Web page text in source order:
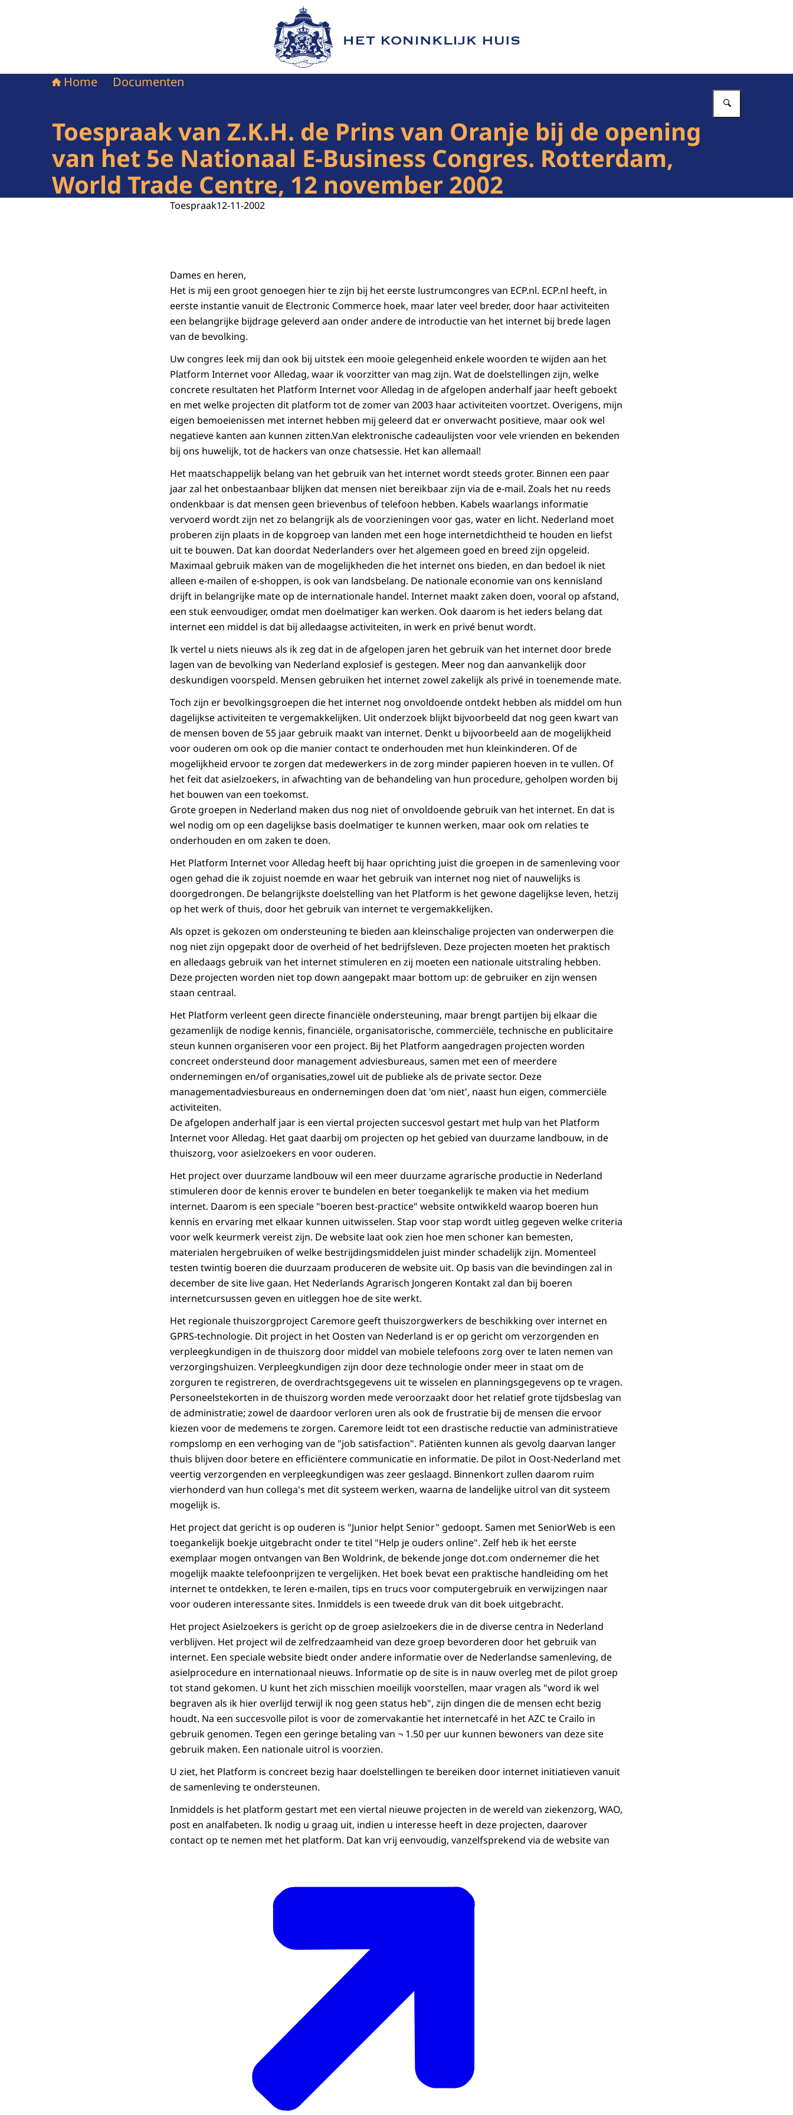
Naar de homepage van Het Koninklijk Huis
Home Documenten
Toespraak van Z.K.H. de Prins van Oranje bij de opening
van het 5e Nationaal E-Business Congres. Rotterdam,
World Trade Centre, 12 november 2002
Toespraak12-11-2002
Dames en heren,
Het is mij een groot genoegen hier te zijn bij het eerste lustrumcongres van ECP.nl. ECP.nl heeft, in
eerste instantie vanuit de Electronic Commerce hoek, maar later veel breder, door haar activiteiten
een belangrijke bijdrage geleverd aan onder andere de introductie van het internet bij brede lagen
van de bevolking.
Uw congres leek mij dan ook bij uitstek een mooie gelegenheid enkele woorden te wijden aan het
Platform Internet voor Alledag, waar ik voorzitter van mag zijn. Wat de doelstellingen zijn, welke
concrete resultaten het Platform Internet voor Alledag in de afgelopen anderhalf jaar heeft geboekt
en met welke projecten dit platform tot de zomer van 2003 haar activiteiten voortzet. Overigens, mijn
eigen bemoeienissen met internet hebben mij geleerd dat er onverwacht positieve, maar ook wel
negatieve kanten aan kunnen zitten.Van elektronische cadeaulijsten voor vele vrienden en bekenden
bij ons huwelijk, tot de hackers van onze chatsessie. Het kan allemaal!
Het maatschappelijk belang van het gebruik van het internet wordt steeds groter. Binnen een paar
jaar zal het onbestaanbaar blijken dat mensen niet bereikbaar zijn via de e-mail. Zoals het nu reeds
ondenkbaar is dat mensen geen brievenbus of telefoon hebben. Kabels waarlangs informatie
vervoerd wordt zijn net zo belangrijk als de voorzieningen voor gas, water en licht. Nederland moet
proberen zijn plaats in de kopgroep van landen met een hoge internetdichtheid te houden en liefst
uit te bouwen. Dat kan doordat Nederlanders over het algemeen goed en breed zijn opgeleid.
Maximaal gebruik maken van de mogelijkheden die het internet ons bieden, en dan bedoel ik niet
alleen e-mailen of e-shoppen, is ook van landsbelang. De nationale economie van ons kennisland
drijft in belangrijke mate op de internationale handel. Internet maakt zaken doen, vooral op afstand,
een stuk eenvoudiger, omdat men doelmatiger kan werken. Ook daarom is het ieders belang dat
internet een middel is dat bij alledaagse activiteiten, in werk en privé benut wordt.
Ik vertel u niets nieuws als ik zeg dat in de afgelopen jaren het gebruik van het internet door brede
lagen van de bevolking van Nederland explosief is gestegen. Meer nog dan aanvankelijk door
deskundigen voorspeld. Mensen gebruiken het internet zowel zakelijk als privé in toenemende mate.
Toch zijn er bevolkingsgroepen die het internet nog onvoldoende ontdekt hebben als middel om hun
dagelijkse activiteiten te vergemakkelijken. Uit onderzoek blijkt bijvoorbeeld dat nog geen kwart van
de mensen boven de 55 jaar gebruik maakt van internet. Denkt u bijvoorbeeld aan de mogelijkheid
voor ouderen om ook op die manier contact te onderhouden met hun kleinkinderen. Of de
mogelijkheid ervoor te zorgen dat medewerkers in de zorg minder papieren hoeven in te vullen. Of
het feit dat asielzoekers, in afwachting van de behandeling van hun procedure, geholpen worden bij
het bouwen van een toekomst.
Grote groepen in Nederland maken dus nog niet of onvoldoende gebruik van het internet. En dat is
wel nodig om op een dagelijkse basis doelmatiger te kunnen werken, maar ook om relaties te
onderhouden en om zaken te doen.
Het Platform Internet voor Alledag heeft bij haar oprichting juist die groepen in de samenleving voor
ogen gehad die ik zojuist noemde en waar het gebruik van internet nog niet of nauwelijks is
doorgedrongen. De belangrijkste doelstelling van het Platform is het gewone dagelijkse leven, hetzij
op het werk of thuis, door het gebruik van internet te vergemakkelijken.
Als opzet is gekozen om ondersteuning te bieden aan kleinschalige projecten van onderwerpen die
nog niet zijn opgepakt door de overheid of het bedrijfsleven. Deze projecten moeten het praktisch
en alledaags gebruik van het internet stimuleren en zij moeten een nationale uitstraling hebben.
Deze projecten worden niet top down aangepakt maar bottom up: de gebruiker en zijn wensen
staan centraal.
Het Platform verleent geen directe financiële ondersteuning, maar brengt partijen bij elkaar die
gezamenlijk de nodige kennis, financiële, organisatorische, commerciële, technische en publicitaire
steun kunnen organiseren voor een project. Bij het Platform aangedragen projecten worden
concreet ondersteund door management adviesbureaus, samen met een of meerdere
ondernemingen en/of organisaties,zowel uit de publieke als de private sector. Deze
managementadviesbureaus en ondernemingen doen dat 'om niet', naast hun eigen, commerciële
activiteiten.
De afgelopen anderhalf jaar is een viertal projecten succesvol gestart met hulp van het Platform
Internet voor Alledag. Het gaat daarbij om projecten op het gebied van duurzame landbouw, in de
thuiszorg, voor asielzoekers en voor ouderen.
Het project over duurzame landbouw wil een meer duurzame agrarische productie in Nederland
stimuleren door de kennis erover te bundelen en beter toegankelijk te maken via het medium
internet. Daarom is een speciale "boeren best-practice" website ontwikkeld waarop boeren hun
kennis en ervaring met elkaar kunnen uitwisselen. Stap voor stap wordt uitleg gegeven welke criteria
voor welk keurmerk vereist zijn. De website laat ook zien hoe men schoner kan bemesten,
materialen hergebruiken of welke bestrijdingsmiddelen juist minder schadelijk zijn. Momenteel
testen twintig boeren die duurzaam produceren de website uit. Op basis van die bevindingen zal in
december de site live gaan. Het Nederlands Agrarisch Jongeren Kontakt zal dan bij boeren
internetcursussen geven en uitleggen hoe de site werkt.
Het regionale thuiszorgproject Caremore geeft thuiszorgwerkers de beschikking over internet en
GPRS-technologie. Dit project in het Oosten van Nederland is er op gericht om verzorgenden en
verpleegkundigen in de thuiszorg door middel van mobiele telefoons zorg over te laten nemen van
verzorgingshuizen. Verpleegkundigen zijn door deze technologie onder meer in staat om de
zorguren te registreren, de overdrachtsgegevens uit te wisselen en planningsgegevens op te vragen.
Personeelstekorten in de thuiszorg worden mede veroorzaakt door het relatief grote tijdsbeslag van
de administratie; zowel de daardoor verloren uren als ook de frustratie bij de mensen die ervoor
kiezen voor de medemens te zorgen. Caremore leidt tot een drastische reductie van administratieve
rompslomp en een verhoging van de "job satisfaction". Patiënten kunnen als gevolg daarvan langer
thuis blijven door betere en efficiëntere communicatie en informatie. De pilot in Oost-Nederland met
veertig verzorgenden en verpleegkundigen was zeer geslaagd. Binnenkort zullen daarom ruim
vierhonderd van hun collega's met dit systeem werken, waarna de landelijke uitrol van dit systeem
mogelijk is.
Het project dat gericht is op ouderen is "Junior helpt Senior" gedoopt. Samen met SeniorWeb is een
toegankelijk boekje uitgebracht onder te titel "Help je ouders online". Zelf heb ik het eerste
exemplaar mogen ontvangen van Ben Woldrink, de bekende jonge dot.com ondernemer die het
mogelijk maakte telefoonprijzen te vergelijken. Het boek bevat een praktische handleiding om het
internet te ontdekken, te leren e-mailen, tips en trucs voor computergebruik en verwijzingen naar
voor ouderen interessante sites. Inmiddels is een tweede druk van dit boek uitgebracht.
Het project Asielzoekers is gericht op de groep asielzoekers die in de diverse centra in Nederland
verblijven. Het project wil de zelfredzaamheid van deze groep bevorderen door het gebruik van
internet. Een speciale website biedt onder andere informatie over de Nederlandse samenleving, de
asielprocedure en internationaal nieuws. Informatie op de site is in nauw overleg met de pilot groep
tot stand gekomen. U kunt het zich misschien moeilijk voorstellen, maar vragen als "word ik wel
begraven als ik hier overlijd terwijl ik nog geen status heb", zijn dingen die de mensen echt bezig
houdt. Na een succesvolle pilot is voor de zomervakantie het internetcafé in het AZC te Crailo in
gebruik genomen. Tegen een geringe betaling van ¬ 1.50 per uur kunnen bewoners van deze site
gebruik maken. Een nationale uitrol is voorzien.
U ziet, het Platform is concreet bezig haar doelstellingen te bereiken door internet initiatieven vanuit
de samenleving te ondersteunen.
Inmiddels is het platform gestart met een viertal nieuwe projecten in de wereld van ziekenzorg, WAO,
post en analfabeten. Ik nodig u graag uit, indien u interesse heeft in deze projecten, daarover
contact op te nemen met het platform. Dat kan vrij eenvoudig, vanzelfsprekend via de website van